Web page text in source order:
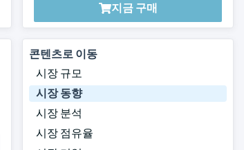
지금 구매
콘텐츠로 이동
시장 규모
시장 동향
시장 분석
시장 점유율